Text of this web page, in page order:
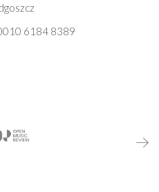
6184 8389